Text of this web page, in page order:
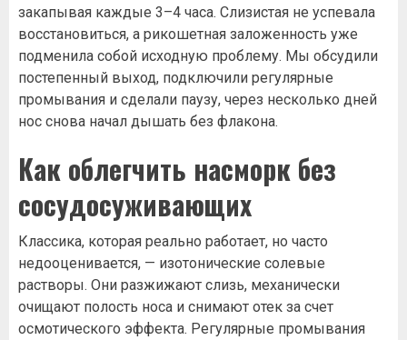
закапывая каждые 3–4 часа. Слизистая не успевала
восстановиться, а рикошетная заложенность уже
подменила собой исходную проблему. Мы обсудили
постепенный выход, подключили регулярные
промывания и сделали паузу, через несколько дней
нос снова начал дышать без флакона.
Как облегчить насморк без
сосудосуживающих
Классика, которая реально работает, но часто
недооценивается, — изотонические солевые
растворы. Они разжижают слизь, механически
очищают полость носа и снимают отек за счет
осмотического эффекта. Регулярные промывания